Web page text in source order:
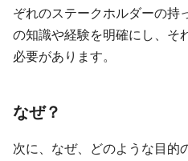
ぞれのステークホルダーの持
の知識や経験を明確にし、そ
必要があります。
なぜ？
次に、なぜ、どのような目的